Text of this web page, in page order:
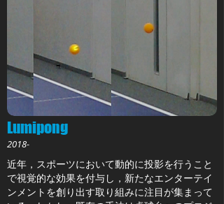
Lumipong
2018-
近年，スポーツにおいて動的に投影を行うこと
で視覚的な効果を付与し，新たなエンターテイ
ンメントを創り出す取り組みに注目が集まって